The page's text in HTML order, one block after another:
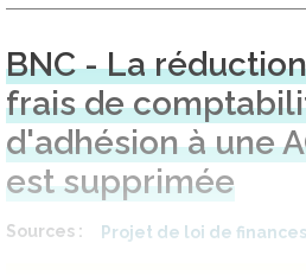
BNC - La
frais de
d'adhésion à une
est supprimée
Sources Projet de loi de finances